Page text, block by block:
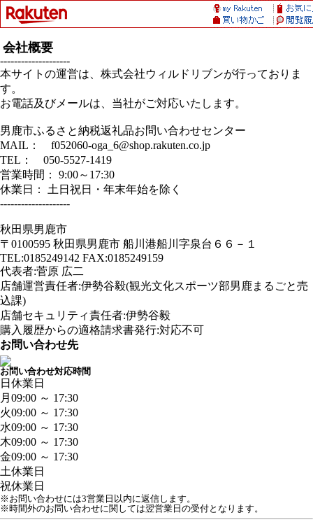
会社概要
--------------------
本サイトの運営は、株式会社ウィルドリブンが行っておりま
す。
お電話及びメールは、当社がご対応いたします。
男鹿市ふるさと納税返礼品お問い合わせセンター
MAIL： f052060-oga_6@shop.rakuten.co.jp
TEL： 050-5527-1419
営業時間： 9:00～17:30
休業日： 土日祝日・年末年始を除く
--------------------
秋田県男鹿市
〒0100595 秋田県男鹿市 船川港船川字泉台６６－１
TEL:0185249142 FAX:0185249159
代表者:菅原 広二
店舗運営責任者:伊勢谷毅(観光文化スポーツ部男鹿まるごと売
込課)
店舗セキュリティ責任者:伊勢谷毅
購入履歴からの適格請求書発行:対応不可
お問い合わせ先
お問い合わせ対応時間
日 休業日
月 09:00 ～ 17:30
火09:00 ～ 17:30
水09:00 ～ 17:30
木09:00 ～ 17:30
金09:00 ～ 17:30
土休業日
祝休業日
※お問い合わせには3営業日以内に返信します。
※時間外のお問い合わせに関しては翌営業日の受付となります。